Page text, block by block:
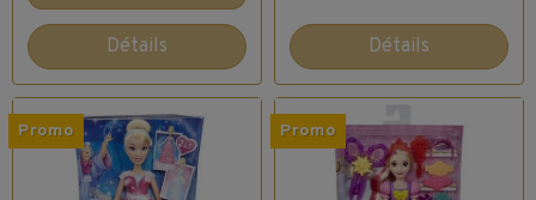
Détails Détails
Promo Promo